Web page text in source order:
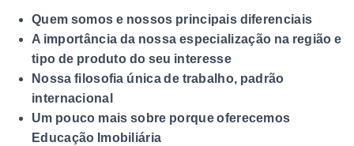
Quem somos e nossos principais diferenciais
A importância da nossa especialização na região e
tipo de produto do seu interesse
Nossa filosofia única de trabalho, padrão
internacional
Um pouco mais sobre porque oferecemos
Educação Imobiliária